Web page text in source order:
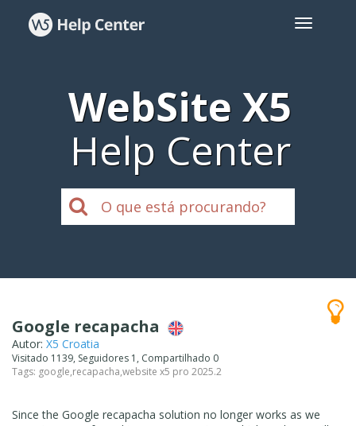
WebSite X5
Help Center
Google recapacha
Autor: X5 Croatia
Visitado 1139, Seguidores 1, Compartilhado 0
Tags: google,recapacha,website x5 pro 2025.2
Since the Google recapacha solution no longer works as we